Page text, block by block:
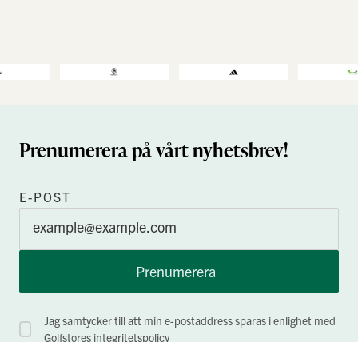
Prenumerera på vårt nyhetsbrev!
E-POST
Prenumerera
Jag samtycker till att min e-postaddress sparas i enlighet med
Golfstores integritetspolicy